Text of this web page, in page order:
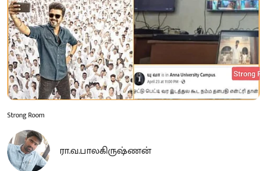
Strong Room
ரா.வ.பாலகிருஷ்ணன்